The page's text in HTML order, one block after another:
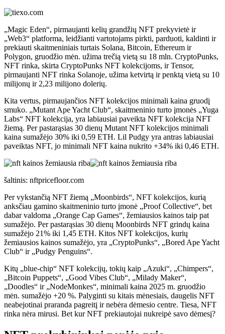
„Magic Eden“, pirmaujanti kelių grandžių NFT prekyvietė ir
„Web3“ platforma, leidžianti vartotojams pirkti, parduoti, kaldinti ir
prekiauti skaitmeniniais turtais Solana, Bitcoin, Ethereum ir
Polygon, gruodžio mėn. užima trečią vietą su 18 mln. CryptoPunks,
NFT rinka, skirta CryptoPunks NFT kolekcijoms, ir Tensor,
pirmaujanti NFT rinka Solanoje, užima ketvirtą ir penktą vietą su 10
milijonų ir 2,23 milijono dolerių.
Kita vertus, pirmaujančios NFT kolekcijos minimali kaina gruodį
smuko. „Mutant Ape Yacht Club“, skaitmeninio turto įmonės „Yuga
Labs“ NFT kolekcija, yra labiausiai paveikta NFT kolekcija NFT
žiemą. Per pastarąsias 30 dienų Mutant NFT kolekcijos minimali
kaina sumažėjo 30% iki 0,59 ETH. Lil Pudgy yra antras labiausiai
paveiktas NFT, jo minimali NFT kaina nukrito +34% iki 0,46 ETH.
šaltinis: nftpricefloor.com
Per vykstančią NFT žiemą „Moonbirds“, NFT kolekcijos, kurią
anksčiau gamino skaitmeninio turto įmonė „Proof Collective“, bet
dabar valdoma „Orange Cap Games“, žemiausios kainos taip pat
sumažėjo. Per pastarąsias 30 dienų Moonbirds NFT grindų kaina
sumažėjo 21% iki 1,45 ETH. Kitos NFT kolekcijos, kurių
žemiausios kainos sumažėjo, yra „CryptoPunks“, „Bored Ape Yacht
Club“ ir „Pudgy Penguins“.
Kitų „blue-chip“ NFT kolekcijų, tokių kaip „Azuki“, „Chimpers“,
„Bitcoin Puppets“, „Good Vibes Club“, „Milady Maker“,
„Doodles“ ir „NodeMonkes“, minimali kaina 2025 m. gruodžio
mėn. sumažėjo +20 %. Palyginti su kitais mėnesiais, daugelis NFT
neabejotinai praranda pagreitį ir nebėra dėmesio centre. Tiesa, NFT
rinka nėra mirusi. Bet kur NFT prekiautojai nukreipė savo dėmesį?